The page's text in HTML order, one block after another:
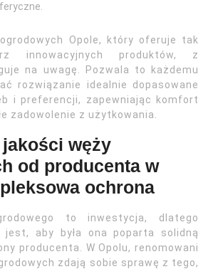
Opole, który oferuje tak
innowacyjnych produktów, z
na uwagę. Pozwala to każdemu
rozwiązanie idealnie dopasowane
i preferencji, zapewniając komfort
zadowolenie z użytkowania.
węży
od producenta w
ochrona
to inwestycja, dlatego
jest, aby była ona poparta solidną
producenta. W Opolu, renomowani
zdają sobie sprawę z tego,